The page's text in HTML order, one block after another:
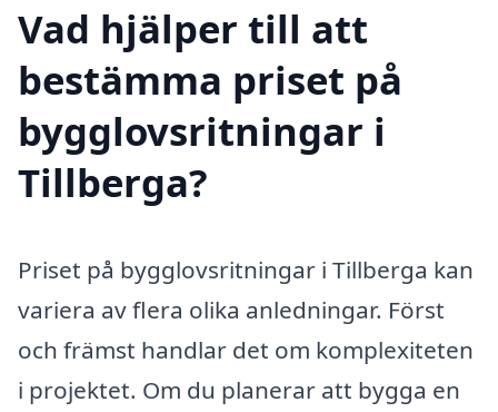
Vad hjälper till att
bestämma priset på
bygglovsritningar i
Tillberga?
Priset på bygglovsritningar i Tillberga kan
variera av flera olika anledningar. Först
och främst handlar det om komplexiteten
i projektet. Om du planerar att bygga en